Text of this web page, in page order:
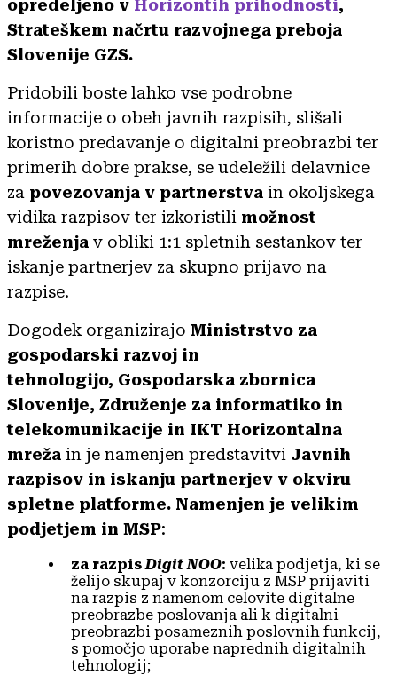
opredeljeno v Horizontih prihodnosti,
Strateškem načrtu razvojnega preboja
Slovenije GZS.
Pridobili boste lahko vse podrobne
informacije o obeh javnih razpisih, slišali
koristno predavanje o digitalni preobrazbi ter
primerih dobre prakse, se udeležili delavnice
za povezovanja v partnerstva in okoljskega
vidika razpisov ter izkoristili možnost
mreženja v obliki 1:1 spletnih sestankov ter
iskanje partnerjev za skupno prijavo na
razpise.
Dogodek organizirajo Ministrstvo za
gospodarski razvoj in
tehnologijo, Gospodarska zbornica
Slovenije, Združenje za informatiko in
telekomunikacije in IKT Horizontalna
mreža in je namenjen predstavitvi Javnih
razpisov in iskanju partnerjev v okviru
spletne platforme. Namenjen je velikim
podjetjem in MSP:
za razpis Digit NOO: velika podjetja, ki se
želijo skupaj v konzorciju z MSP prijaviti
na razpis z namenom celovite digitalne
preobrazbe poslovanja ali k digitalni
preobrazbi posameznih poslovnih funkcij,
s pomočjo uporabe naprednih digitalnih
tehnologij;